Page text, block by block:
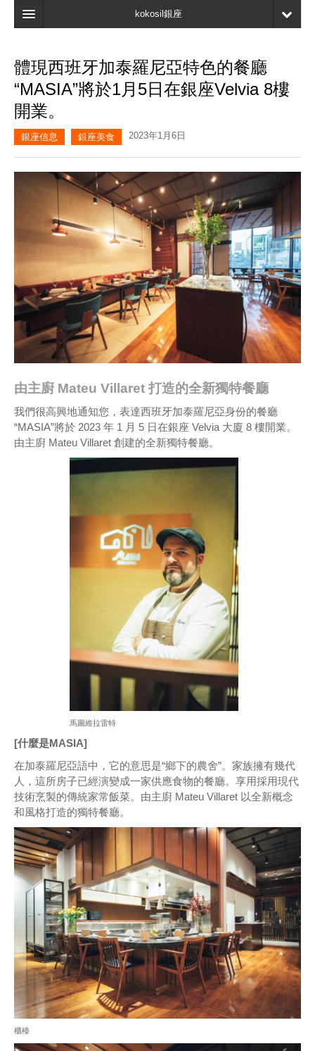
kokosil銀座
搜索
最新信息
口碑
我的頁面
書簽
體現西班牙加泰羅尼亞特色的餐廳
“MASIA”將於1月5日在銀座Velvia 8樓
開業。
銀座信息 銀座美食 2023年1月6日
由主廚 Mateu Villaret 打造的全新獨特餐廳
我們很高興地通知您，表達西班牙加泰羅尼亞身份的餐廳
“MASIA”將於 2023 年 1 月 5 日在銀座 Velvia 大廈 8 樓開業。
由主廚 Mateu Villaret 創建的全新獨特餐廳。
馬圖維拉雷特
[什麼是MASIA]
在加泰羅尼亞語中，它的意思是“鄉下的農舍”。家族擁有幾代
人，這所房子已經演變成一家供應食物的餐廳。享用採用現代
技術烹製的傳統家常飯菜。由主廚 Mateu Villaret 以全新概念
和風格打造的獨特餐廳。
櫃檯